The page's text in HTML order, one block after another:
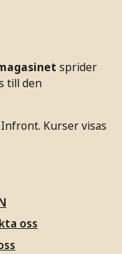
sprider
till den
Kurser visas
oss